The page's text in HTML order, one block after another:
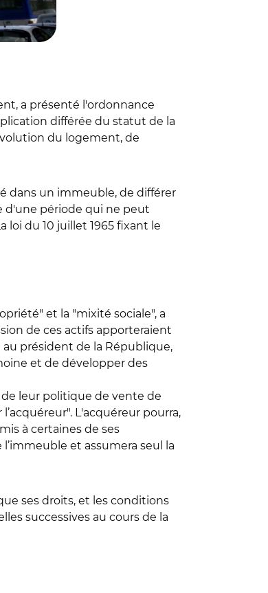
a présenté l'ordonnance
différée du statut de la
du logement, de
dans un immeuble, de différer
d'une période qui ne peut
loi du 10 juillet 1965 fixant le
et la "mixité sociale", a
de ces actifs apporteraient
président de la République,
et de développer des
leur politique de vente de
L'acquéreur pourra,
à certaines de ses
et assumera seul la
ses droits, et les conditions
successives au cours de la